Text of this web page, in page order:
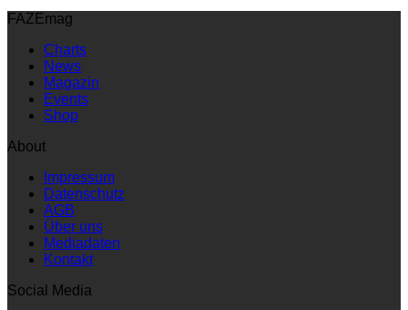
FAZEmag
Charts
News
Magazin
Events
Shop
About
Impressum
Datenschutz
AGB
Über uns
Mediadaten
Kontakt
Social Media